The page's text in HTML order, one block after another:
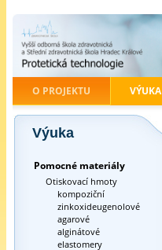
O PROJEKTU VÝUKA
Výuka
Pomocné materiály
Otiskovací hmoty
kompoziční
zinkoxideugenolové
agarové
alginátové
elastomery